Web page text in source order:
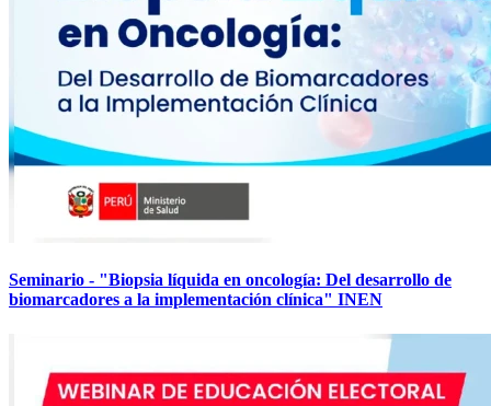
Seminario - "Biopsia líquida en oncología: Del desarrollo de
biomarcadores a la implementación clínica" INEN